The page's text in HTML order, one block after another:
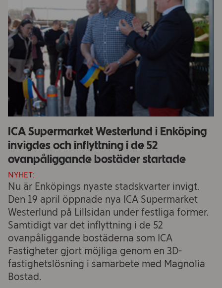
ICA Supermarket Westerlund i Enköping
invigdes och inflyttning i de 52
ovanpåliggande bostäder startade
NYHET:
Nu är Enköpings nyaste stadskvarter invigt.
Den 19 april öppnade nya ICA Supermarket
Westerlund på Lillsidan under festliga former.
Samtidigt var det inflyttning i de 52
ovanpåliggande bostäderna som ICA
Fastigheter gjort möjliga genom en 3D-
fastighetslösning i samarbete med Magnolia
Bostad.